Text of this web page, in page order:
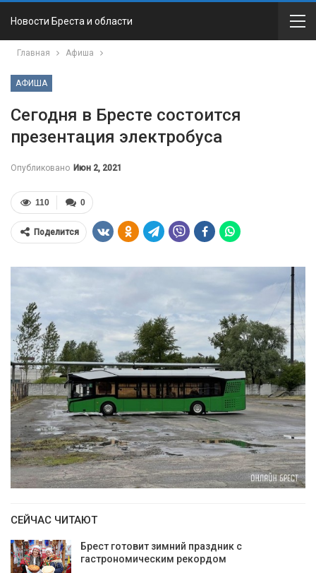
Новости Бреста и области
Главная Афиша
АФИША
Сегодня в Бресте состоится
презентация электробуса
Опубликовано Июн 2, 2021
0
110
Поделится
СЕЙЧАС ЧИТАЮТ
Брест готовит зимний праздник с
гастрономическим рекордом